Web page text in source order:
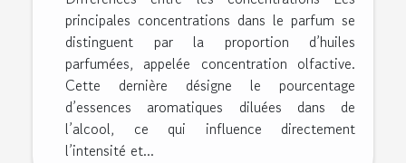
principales concentrations dans le parfum se
distinguent par la proportion d’huiles
parfumées, appelée concentration olfactive.
Cette dernière désigne le pourcentage
d’essences aromatiques diluées dans de
l’alcool, ce qui influence directement
l’intensité et...